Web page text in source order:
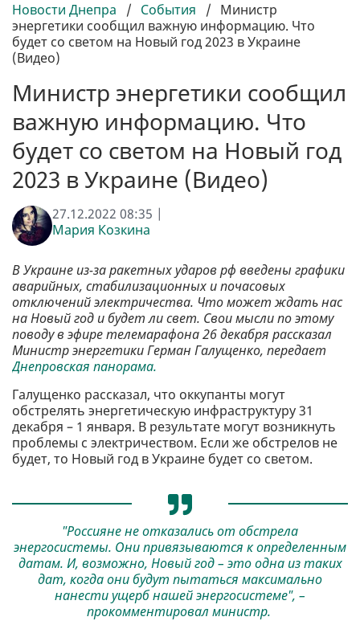
Новости Днепра / События / Министр
энергетики сообщил важную информацию. Что
будет со светом на Новый год 2023 в Украине
(Видео)
Министр энергетики сообщил
важную информацию. Что
будет со светом на Новый год
2023 в Украине (Видео)
27.12.2022 08:35 |
Мария Козкина
В Украине из-за ракетных ударов рф введены графики
аварийных, стабилизационных и почасовых
отключений электричества. Что может ждать нас
на Новый год и будет ли свет. Свои мысли по этому
поводу в эфире телемарафона 26 декабря рассказал
Министр энергетики Герман Галущенко, передает
Днепровская панорама.
Галущенко рассказал, что оккупанты могут
обстрелять энергетическую инфраструктуру 31
декабря – 1 января. В результате могут возникнуть
проблемы с электричеством. Если же обстрелов не
будет, то Новый год в Украине будет со светом.
"Россияне не отказались от обстрела
энергосистемы. Они привязываются к определенным
датам. И, возможно, Новый год – это одна из таких
дат, когда они будут пытаться максимально
нанести ущерб нашей энергосистеме", –
прокомментировал министр.